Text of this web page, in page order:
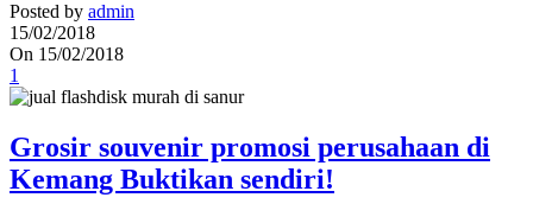
Posted by admin
15/02/2018
On 15/02/2018
1
Grosir souvenir promosi perusahaan di
Kemang Buktikan sendiri!